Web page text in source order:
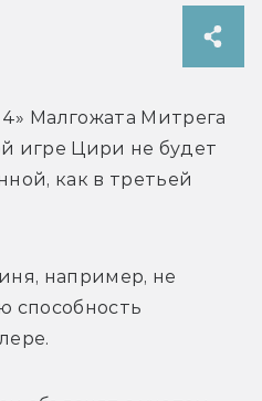
игре Цири не будет
как в третьей
например, не
способность